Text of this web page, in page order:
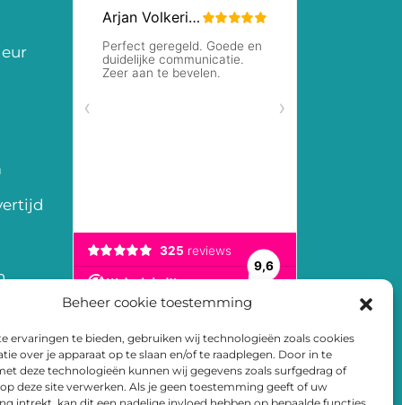
Beheer cookie toestemming
ervaringen te bieden, gebruiken wij technologieën zoals cookies
over je apparaat op te slaan en/of te raadplegen. Door in te
deze technologieën kunnen wij gegevens zoals surfgedrag of
deze site verwerken. Als je geen toestemming geeft of uw